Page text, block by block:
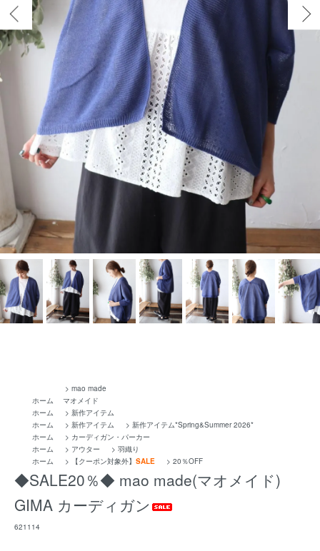
ホーム
> mao made
マオメイド
ホーム
> 新作アイテム
ホーム
> 新作アイテム > 新作アイテム*Spring&Summer 2026*
ホーム
> カーディガン・パーカー
ホーム
> アウター > 羽織り
ホーム
> 【クーポン対象外】 SALE > 20％OFF
◆SALE20％◆ mao made(マオメイド)
GIMA カーディガン
621114